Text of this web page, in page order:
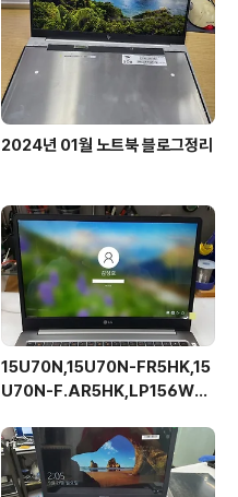
2024년 01월 노트북 블로그정리
15U70N,15U70N-FR5HK,15
U70N-F.AR5HK,LP156WF